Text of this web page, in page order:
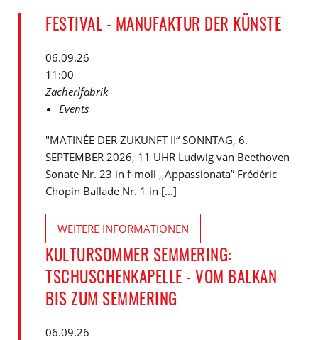
FESTIVAL - MANUFAKTUR DER KÜNSTE
06.09.26
11:00
Zacherlfabrik
Events
"MATINÉE DER ZUKUNFT II“ SONNTAG, 6.
SEPTEMBER 2026, 11 UHR Ludwig van Beethoven
Sonate Nr. 23 in f-moll ,,Appassionata” Frédéric
Chopin Ballade Nr. 1 in [...]
WEITERE INFORMATIONEN
KULTURSOMMER SEMMERING:
TSCHUSCHENKAPELLE - VOM BALKAN
BIS ZUM SEMMERING
06.09.26